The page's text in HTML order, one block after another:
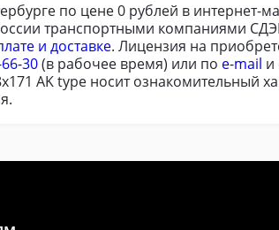
по цене 0 рублей в
транспортными компаниями
и доставке. Лицензия на
30(в рабочее время) или по e-mail и
AK type носит ознакомительный